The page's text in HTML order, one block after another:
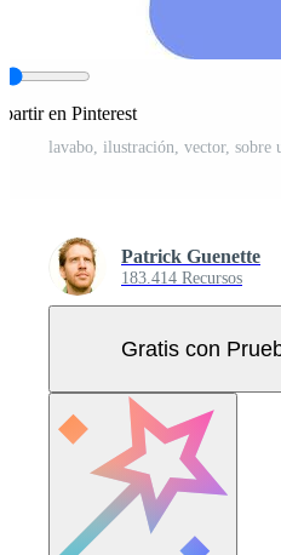
en Pinterest
lavabo, ilustración, vector, sobre
Patrick Guenette
183.414 Recursos
Gratis con